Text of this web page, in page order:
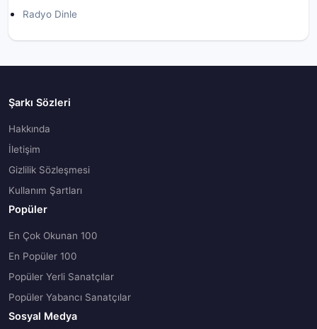
Radyo Dinle
Şarkı Sözleri
Hakkında
İletişim
Gizlilik Sözleşmesi
Kullanım Şartları
Popüler
En Çok Okunan 100
En Popüler 100
Popüler Yerli Sanatçılar
Popüler Yabancı Sanatçılar
Sosyal Medya